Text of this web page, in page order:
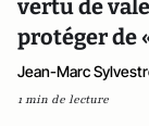
vertu de
protéger de
Jean-Marc
1 min de lecture